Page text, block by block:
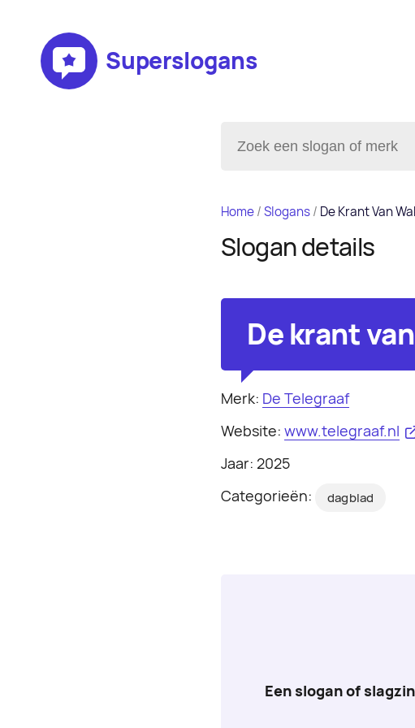
Superslogans
Home/Slogans/ De Krant Van
Slogan details
De krant
Merk: De Telegraaf
Website: www.telegraaf.nl
Jaar: 2025
Categorieën:
dagblad
Een slogan of